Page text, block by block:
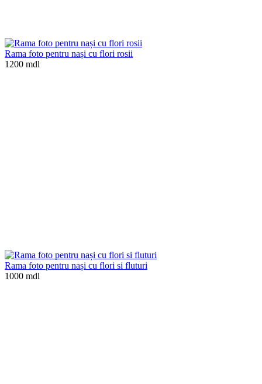
Rama foto pentru nași cu flori rosii
1200 mdl
Rama foto pentru nași cu flori si fluturi
1000 mdl